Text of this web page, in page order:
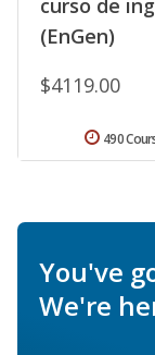
curso de
(EnGen)
$4119.00
490
You've
We're